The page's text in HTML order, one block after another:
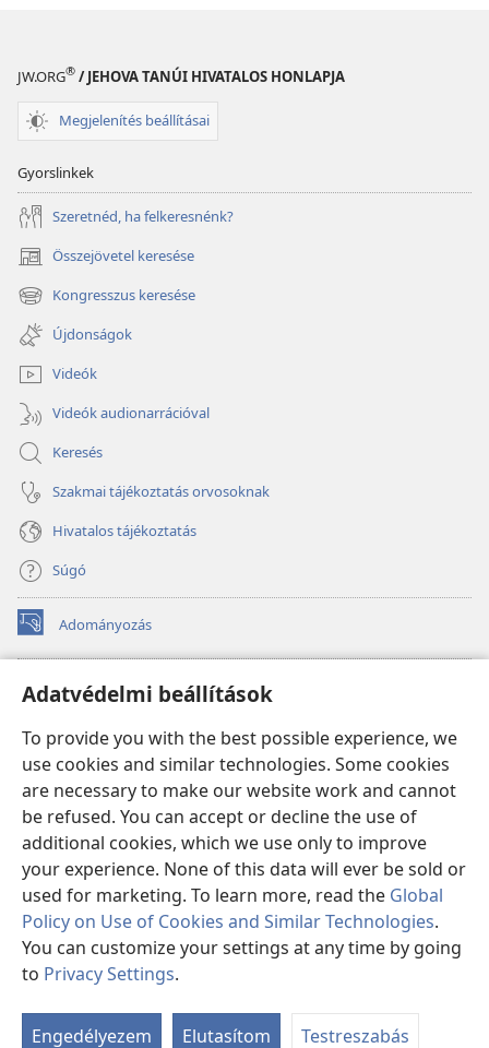
Adatvédelmi beállítások
To provide you with the best possible experience, we
use cookies and similar technologies. Some cookies
are necessary to make our website work and cannot
be refused. You can accept or decline the use of
additional cookies, which we use only to improve
your experience. None of this data will ever be sold or
used for marketing. To learn more, read the Global
Policy on Use of Cookies and Similar Technologies.
You can customize your settings at any time by going
to Privacy Settings.
Engedélyezem Elutasítom Testreszabás
JW.ORG® / JEHOVA TANÚI HIVATALOS HONLAPJA
Megjelenítés beállításai
Gyorslinkek
Szeretnéd, ha felkeresnénk?
Összejövetel keresése
(opens
new
window)
Kongresszus keresése
(opens
new
window)
Újdonságok
Videók
Videók audionarrációval
Keresés
Szakmai tájékoztatás orvosoknak
Hivatalos tájékoztatás
Súgó
Adományozás
(opens
new
Őrtorony ONLINE KÖNYVTÁR
(opens
window)JW Hub
(opens
new
window)JW Library
Watchtower Library
Copyright© 2026 Watch Tower Bible and Tract Society of Pennsylvania.
FELHASZNÁLÁSI FELTÉTELEK
ADATVÉDELMI BEÁLLÍTÁSOK